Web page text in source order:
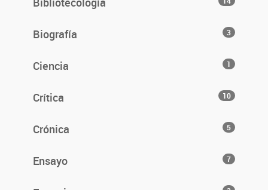
Biografía 3
Ciencia 1
Crítica 10
Crónica 5
Ensayo 7